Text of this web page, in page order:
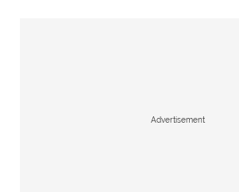
Advertisement